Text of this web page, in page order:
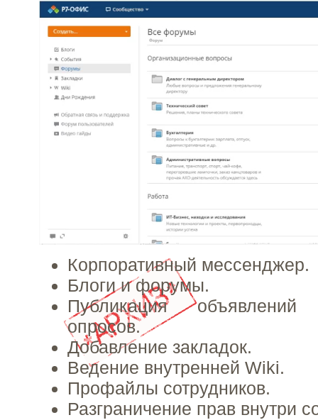
Корпоративный мессенджер.
Блоги и форумы.
Публикация
опросов.
Добавление закладок.
Ведение внутренней Wiki.
Профайлы сотрудников.
Разграничение прав внутри